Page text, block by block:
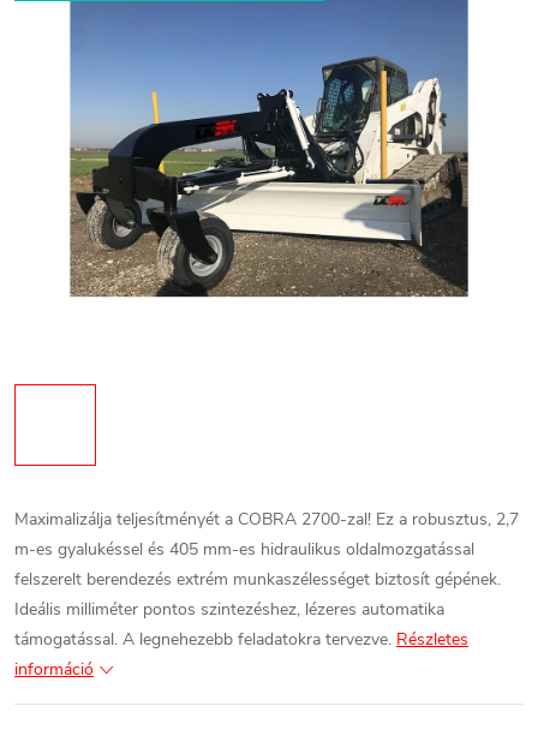
Maximalizálja teljesítményét a COBRA 2700-zal! Ez a robusztus, 2,7
m-es gyalukéssel és 405 mm-es hidraulikus oldalmozgatással
felszerelt berendezés extrém munkaszélességet biztosít gépének.
Ideális milliméter pontos szintezéshez, lézeres automatika
támogatással. A legnehezebb feladatokra tervezve. Részletes
információ